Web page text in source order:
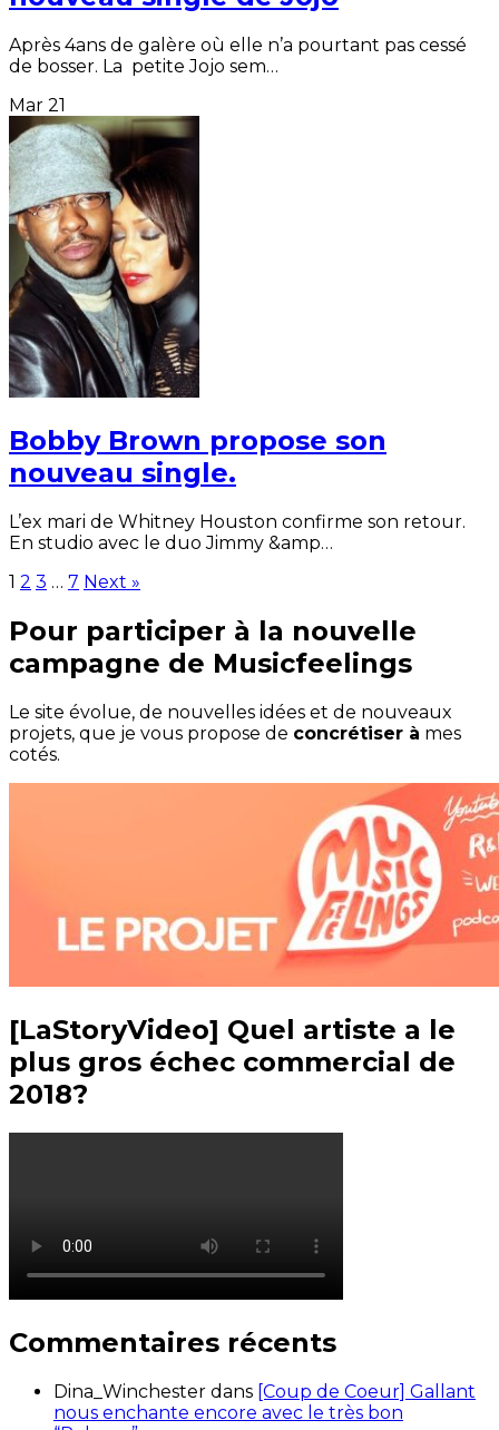
Après 4ans de galère où elle n’a pourtant pas cessé
de bosser. La petite Jojo sem…
Mar 21
Bobby Brown propose son
nouveau single.
L’ex mari de Whitney Houston confirme son retour.
En studio avec le duo Jimmy &amp…
1 2 3 … 7 Next »
Pour participer à la nouvelle
campagne de Musicfeelings
Le site évolue, de nouvelles idées et de nouveaux
projets, que je vous propose de concrétiser à mes
cotés.
[LaStoryVideo] Quel artiste a le
plus gros échec commercial de
2018?
Commentaires récents
Dina_Winchester dans [Coup de Coeur] Gallant
nous enchante encore avec le très bon